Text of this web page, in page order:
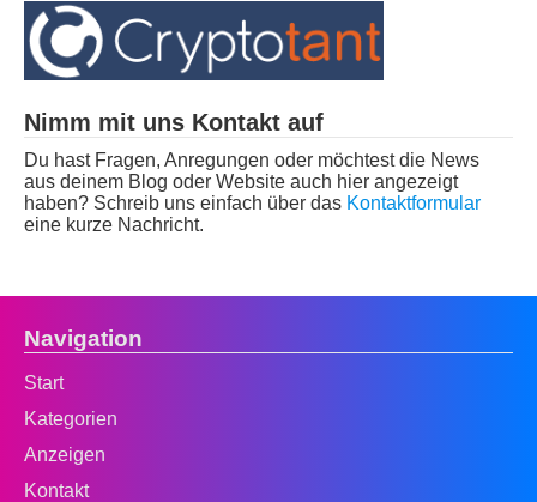
Nimm mit uns Kontakt auf
Du hast Fragen, Anregungen oder möchtest die News
aus deinem Blog oder Website auch hier angezeigt
haben? Schreib uns einfach über das Kontaktformular
eine kurze Nachricht.
Navigation
Start
Kategorien
Anzeigen
Kontakt